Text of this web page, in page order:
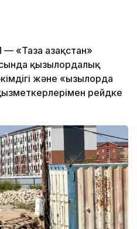
«Таза Қазақстан»
қызылордалық
және «Қызылорда
рейдке